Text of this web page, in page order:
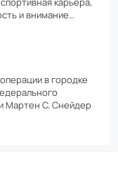
и внимание…
в городке
Мартен С. Снейдер